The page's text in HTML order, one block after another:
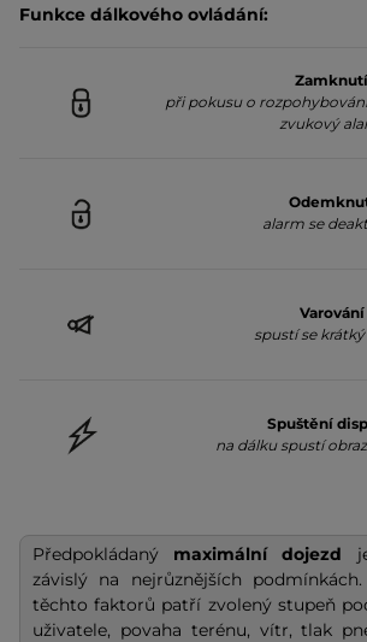
Funkce dálkového ovládání:
Zamknutí
při pokusu o
zvukový
alarm se
Varování
spustí se
Spuštění
na dálku spustí
Předpokládaný maximální dojezd
závislý na nejrůznějších
těchto faktorů patří zvolený stupeň
uživatele, povaha terénu, vítr, tlak